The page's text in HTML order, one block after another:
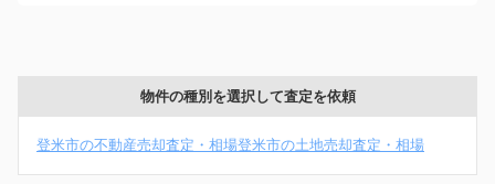
物件の種別を選択して査定を依頼
登米市の不動産売却査定・相場登米市の土地売却査定・相場